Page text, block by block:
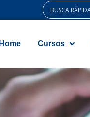
Home Cursos